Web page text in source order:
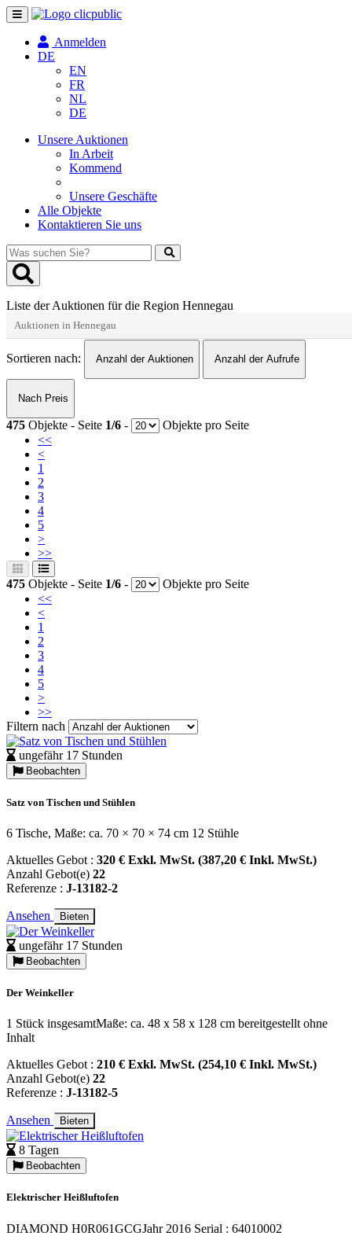
Navigation
umschalten
Anmelden
DE
EN
FR
NL
DE
Unsere Auktionen
In Arbeit
Kommend
Unsere Geschäfte
Alle Objekte
Kontaktieren Sie uns
Was
suchen
Sie?
Liste der Auktionen für die Region Hennegau
Auktionen in Hennegau
Sortieren nach: Anzahl der Auktionen Anzahl der Aufrufe
Nach Preis
475 Objekte - Seite 1/6 -
Objekte pro Seite
<<
<
1
2
3
4
5
>
>>
475 Objekte - Seite 1/6 -
Objekte pro Seite
<<
<
1
2
3
4
5
>
>>
Filtern nach
ungefähr 17 Stunden
Beobachten
Satz von Tischen und Stühlen
6 Tische, Maße: ca. 70 × 70 × 74 cm 12 Stühle
Aktuelles Gebot : 320 € Exkl. MwSt. (387,20 € Inkl. MwSt.)
Anzahl Gebot(e) 22
Referenze : J-13182-2
Ansehen Bieten
ungefähr 17 Stunden
Beobachten
Der Weinkeller
1 Stück insgesamtMaße: ca. 48 x 58 x 128 cm bereitgestellt ohne
Inhalt
Aktuelles Gebot : 210 € Exkl. MwSt. (254,10 € Inkl. MwSt.)
Anzahl Gebot(e) 22
Referenze : J-13182-5
Ansehen Bieten
8 Tagen
Beobachten
Elektrischer Heißluftofen
DIAMOND H0R061GCGJahr 2016 Serial : 64010002